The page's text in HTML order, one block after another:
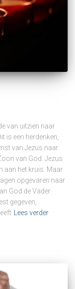
van uitzien naar
is een herdenken,
van Jezus naar
van God. Jezus
aan het kruis. Maar
opgevaren naar
God de Vader.
gegeven,
Lees verder